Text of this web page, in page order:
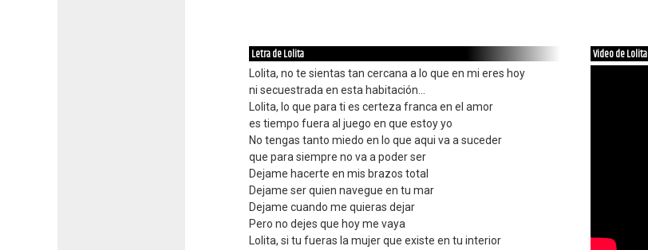
Letra de Lolita
Lolita, no te sientas tan cercana a lo que en mi eres hoy
ni secuestrada en esta habitación...
Lolita, lo que para ti es certeza franca en el amor
es tiempo fuera al juego en que estoy yo
No tengas tanto miedo en lo que aqui va a suceder
que para siempre no va a poder ser
Dejame hacerte en mis brazos total
Dejame ser quien navegue en tu mar
Dejame cuando me quieras dejar
Pero no dejes que hoy me vaya
Lolita, si tu fueras la mujer que existe en tu interior
Video de Lolita